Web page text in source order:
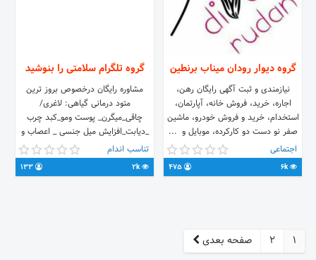
گروه دیوار رودان میناب برنطین
نیازمندی‌ و ثبت آگهی رایگان رهن،
اجاره، خرید، فروش خانه، آپارتمان،
استخدام، خرید و فروش خودرو، ماشین
صفر نو دست دو کارکرده، موبایل و ...
در رودان میناب و برنطین
https://t.me/joinchat/F8vC50KXtsSgggzXCZX6Iw
اجتماعی
6k
گروه تلگرام سلامتی را بنوشید
مشاوره رایگان درخصوص بروز ترین
متود درمانی گیاهی: لاغری/
چاقی_میگرن_ پوست ومو_کبد چرب
_دیابت_افزایش میل جنسی _ اعصاب و
... مشاوران: 👨حسن قربانی
@hassangh978325 👧زهرا رستمزاده
@Dr_zahrarostamzade برای دریافت
تناسب اندام
2k
1
2 صفحه بعدی